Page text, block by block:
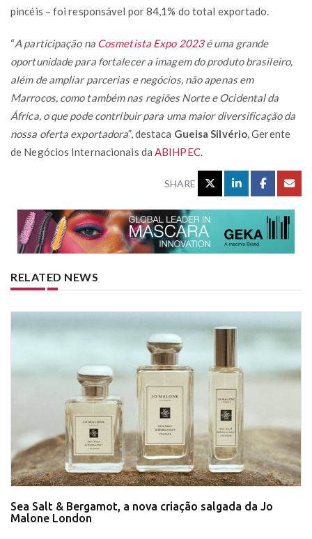
pincéis – foi responsável por 84,1% do total exportado.
“A participação na Cosmetista Expo 2023é uma grande
oportunidade para fortalecer a imagem do produto brasileiro,
além de ampliar parcerias e negócios, não apenas em
Marrocos, como também nas regiões Norte e Ocidental da
África, o que pode contribuir para uma maior diversificação da
nossa oferta exportadora”, destaca Gueisa Silvério , Gerente
de Negócios Internacionais da ABIHPEC.
SHARE
RELATED NEWS
Sea Salt & Bergamot, a nova criação salgada da Jo
Malone London